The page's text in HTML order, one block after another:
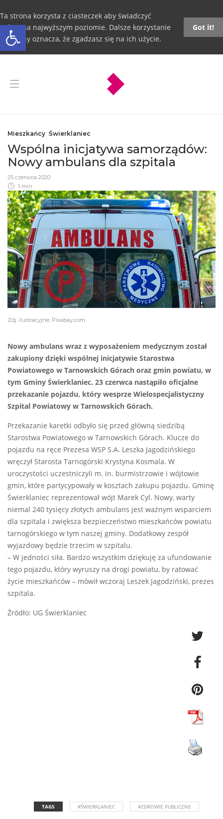
Otwórz pasek narzędzi
Ta strona korzysta z ciasteczek aby świadczyć
usługi na najwyższym poziomie. Dalsze korzystanie
ze strony oznacza, że zgadzasz się na ich użycie.
Got it!
Mieszkańcy, Świerklaniec
Wspólna inicjatywa samorządów:
Nowy ambulans dla szpitala
25 czerwca 2020
1 min
Zdj. ilustracyjne, Pixabay.com
Nowy ambulans wraz z wyposażeniem medycznym został
zakupiony dzięki wspólnej inicjatywie Starostwa
Powiatowego w Tarnowskich Górach oraz gmin powiatu, w
tym Gminy Świerklaniec. 23 czerwca nastąpiło oficjalne
przekazanie pojazdu, który wesprze Wielospecjalistyczny
Szpital Powiatowy w Tarnowskich Górach.
Przekazanie karetki odbyło się przed główną siedzibą
Starostwa Powiatowego w Tarnowskich Górach. Klucze do
pojazdu na ręce Prezesa WSP S.A. Leszka Jagodzińskiego
wręczył Starosta Tarnogórski Krystyna Kosmala. W
uroczystości uczestniczyli m. in. burmistrzowie i wójtowie
gmin, które partycypowały w kosztach zakupu pojazdu. Gminę
Świerklaniec reprezentował wójt Marek Cyl. Nowy, warty
niemal 240 tysięcy złotych ambulans jest ważnym wsparciem
dla szpitala i zwiększa bezpieczeństwo mieszkańców powiatu
tarnogórskiego w tym naszej gminy. Dodatkowy zespół
wyjazdowy będzie trzecim w szpitalu.
– W jedności siła. Bardzo wszystkim dziękuję za ufundowanie
tego pojazdu, który wyruszy na drogi powiatu, by ratować
życie mieszkańców – mówił wczoraj Leszek Jagodziński, prezes
szpitala.
Źródło: UG Świerklaniec
TAGS #ŚWIERKLANIEC #ZDROWIE PUBLICZNE